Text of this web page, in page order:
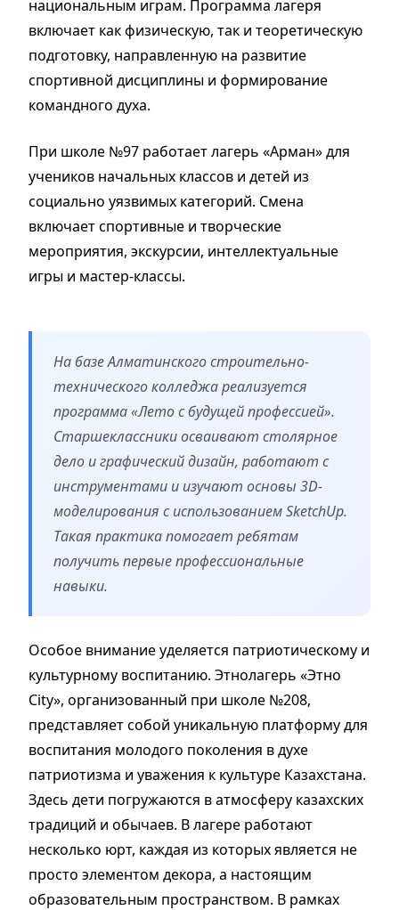
национальным играм. Программа лагеря
включает как физическую, так и теоретическую
подготовку, направленную на развитие
спортивной дисциплины и формирование
командного духа.
При школе №97 работает лагерь «Арман» для
учеников начальных классов и детей из
социально уязвимых категорий. Смена
включает спортивные и творческие
мероприятия, экскурсии, интеллектуальные
игры и мастер-классы.
На базе Алматинского строительно-
технического колледжа реализуется
программа «Лето с будущей профессией».
Старшеклассники осваивают столярное
дело и графический дизайн, работают с
инструментами и изучают основы 3D-
моделирования с использованием SketchUp.
Такая практика помогает ребятам
получить первые профессиональные
навыки.
Особое внимание уделяется патриотическому и
культурному воспитанию. Этнолагерь «Этно
City», организованный при школе №208,
представляет собой уникальную платформу для
воспитания молодого поколения в духе
патриотизма и уважения к культуре Казахстана.
Здесь дети погружаются в атмосферу казахских
традиций и обычаев. В лагере работают
несколько юрт, каждая из которых является не
просто элементом декора, а настоящим
образовательным пространством. В рамках